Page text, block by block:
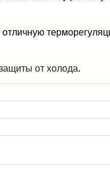
от холода.